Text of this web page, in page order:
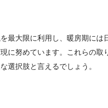
最大限に利用し、暖房期には
に努めています。これらの取
選択肢と言えるでしょう。